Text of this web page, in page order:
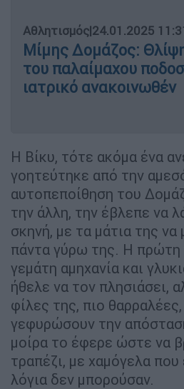
Αθλητισμός|24.01.2025
Μίμης Δομάζος:
του παλαίμαχου
ιατρικό ανακοινωθέν
Η Βίκυ, τότε ακόμα ένα
γοητεύτηκε από την
αυτοπεποίθηση του
την άλλη, την έβλεπε να
σκηνή, με τα μάτια της να
πάντα γύρω της. Η πρώτη
γεμάτη αμηχανία και
ήθελε να τον πλησιάσει,
φίλες της, πιο
γεφυρώσουν την
μοίρα το έφερε ώστε να
τραπέζι, με χαμόγελα
λόγια δεν μπορούσαν.